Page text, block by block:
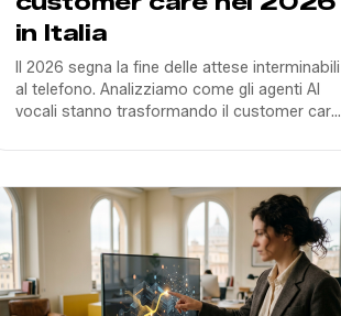
in Italia
Il 2026 segna la fine delle attese interminabili
al telefono. Analizziamo come gli agenti AI
vocali stanno trasformando il customer care